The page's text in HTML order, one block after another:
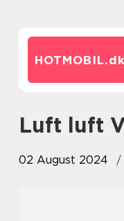
HOTMOBIL.dk
luft luft
02 August 2024